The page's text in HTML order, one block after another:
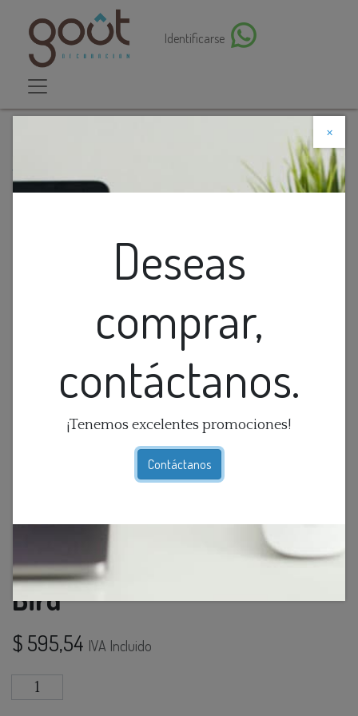
Identificarse
×
Deseas
comprar,
contáctanos.
¡Tenemos excelentes promociones!
Contáctanos
Descuento web
Aplique De Pared Metal "Red Bird"
Aplique De Pared Metal "Red
Bird"
$ 595,54 IVA Incluido